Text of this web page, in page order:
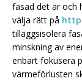
fasad det är och
välja rätt på
tilläggsisolera
minskning av
enbart fokusera
värmeförlusten